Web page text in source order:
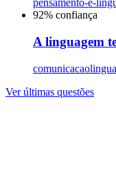
pensamento-e-
92% confiança
A linguagem
comunicacao
Ver últimas questões